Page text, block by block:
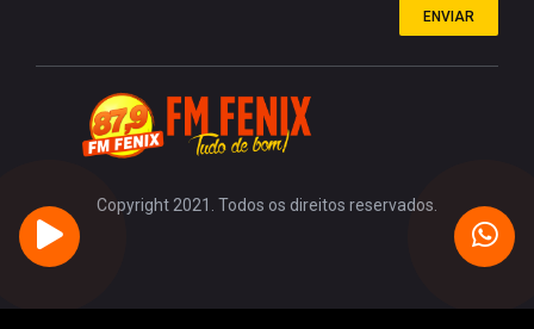
ENVIAR
Copyright 2021. Todos os direitos reservados.